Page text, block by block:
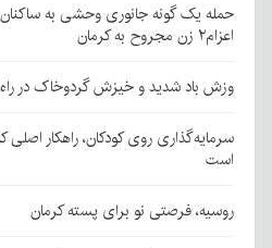
حمله یک گونه جانوری وحشی به ساکنان
اعزام۲ زن مجروح به کرمان
وزش باد شدید و خیزش گردوخاک در
سرمایه‌گذاری روی کودکان، راهکار
است
روسیه، فرصتی نو برای پسته کرمان